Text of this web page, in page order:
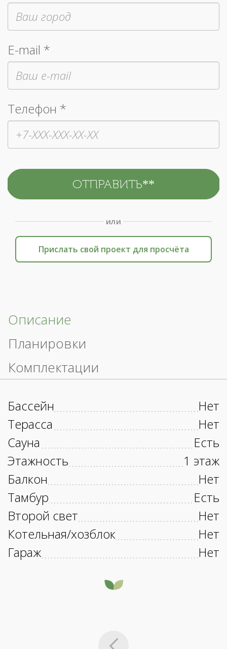
E-mail *
Телефон *
или
Прислать свой проект для просчёта
Описание
Планировки
Комплектации
Бассейн
Нет
Терасса
Нет
Сауна
Есть
Этажность
1 этаж
Балкон
Нет
Тамбур
Есть
Второй свет
Нет
Котельная/хозблок
Нет
Гараж
Нет